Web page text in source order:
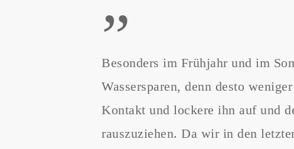
”
Besonders im Frühjahr und im
Wassersparen, denn desto
Kontakt und lockere ihn auf und
rauszuziehen. Da wir in den